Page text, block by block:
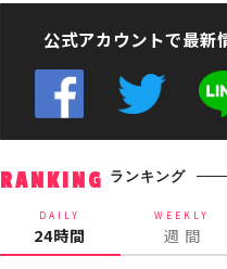
公式アカウントで最新
RANKING ランキング
DAILY
24時間
WEEKLY
週 間